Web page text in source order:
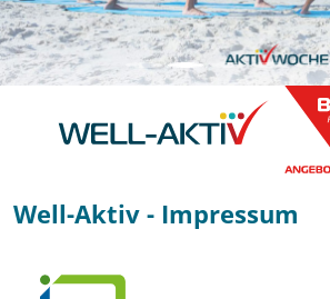
Well-Aktiv - Impressum